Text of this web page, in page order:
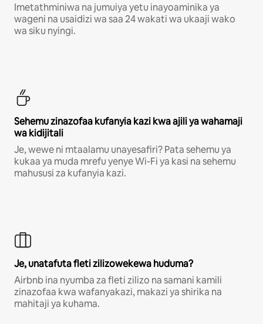
Imetathminiwa na jumuiya yetu inayoaminika ya
wageni na usaidizi wa saa 24 wakati wa ukaaji wako
wa siku nyingi.
Sehemu zinazofaa kufanyia kazi kwa ajili ya wahamaji
wa kidijitali
Je, wewe ni mtaalamu unayesafiri? Pata sehemu ya
kukaa ya muda mrefu yenye Wi-Fi ya kasi na sehemu
mahususi za kufanyia kazi.
Je, unatafuta fleti zilizowekewa huduma?
Airbnb ina nyumba za fleti zilizo na samani kamili
zinazofaa kwa wafanyakazi, makazi ya shirika na
mahitaji ya kuhama.